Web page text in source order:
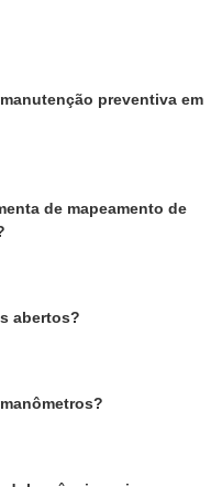
preventiva em
de mapeamento de
abertos?